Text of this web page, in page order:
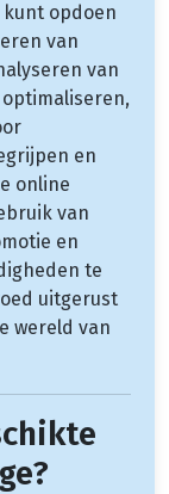
opdoen
van
van
en
online
van
en
te
uitgerust
wereld van